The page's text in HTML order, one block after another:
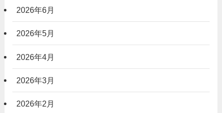
2026年6月
2026年5月
2026年4月
2026年3月
2026年2月